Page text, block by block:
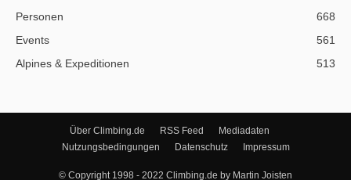
Personen
668
Events
561
Alpines & Expeditionen
513
Über Climbing.de RSS Feed
Mediadaten
Nutzungsbedingungen
Datenschutz Impressum
© Copyright 1998 - 2022 Climbing.de by Martin Joisten